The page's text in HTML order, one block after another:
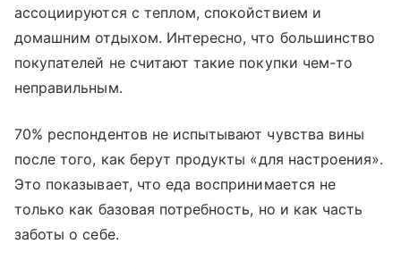
ассоциируются с теплом, спокойствием и
домашним отдыхом. Интересно, что большинство
покупателей не считают такие покупки чем-то
неправильным.
70% респондентов не испытывают чувства вины
после того, как берут продукты «для настроения».
Это показывает, что еда воспринимается не
только как базовая потребность, но и как часть
заботы о себе.